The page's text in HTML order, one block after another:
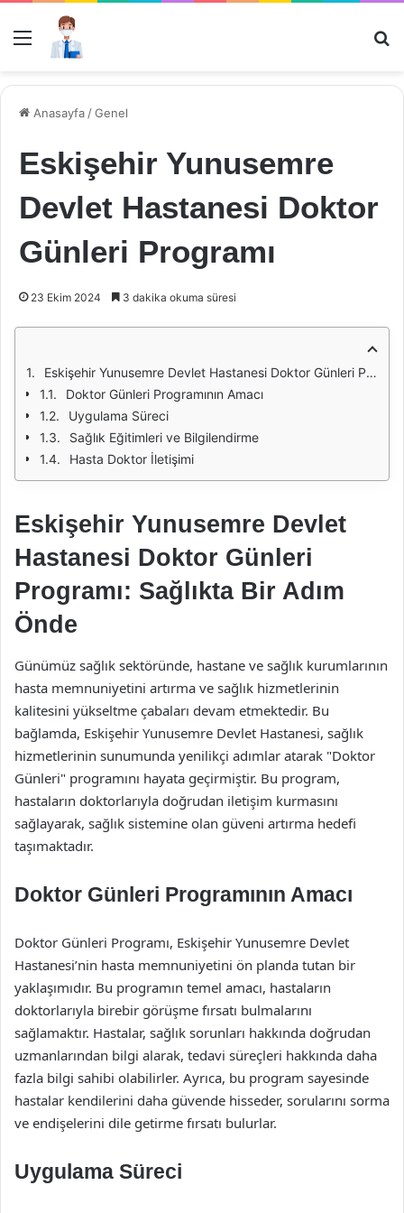
Menü
Anasayfa /Genel
Eskişehir Yunusemre
Devlet Hastanesi Doktor
Günleri Programı
23 Ekim 2024 3 dakika okuma süresi
Eskişehir Yunusemre Devlet Hastanesi Doktor Günleri Programı: Sağlıkta Bir Adım Önde
Doktor Günleri Programının Amacı
Uygulama Süreci
Sağlık Eğitimleri ve Bilgilendirme
Hasta Doktor İletişimi
Eskişehir Yunusemre Devlet
Hastanesi Doktor Günleri
Programı: Sağlıkta Bir Adım
Önde
Günümüz sağlık sektöründe, hastane ve sağlık kurumlarının
hasta memnuniyetini artırma ve sağlık hizmetlerinin
kalitesini yükseltme çabaları devam etmektedir. Bu
bağlamda, Eskişehir Yunusemre Devlet Hastanesi, sağlık
hizmetlerinin sunumunda yenilikçi adımlar atarak "Doktor
Günleri" programını hayata geçirmiştir. Bu program,
hastaların doktorlarıyla doğrudan iletişim kurmasını
sağlayarak, sağlık sistemine olan güveni artırma hedefi
taşımaktadır.
Doktor Günleri Programının Amacı
Doktor Günleri Programı, Eskişehir Yunusemre Devlet
Hastanesi’nin hasta memnuniyetini ön planda tutan bir
yaklaşımıdır. Bu programın temel amacı, hastaların
doktorlarıyla birebir görüşme fırsatı bulmalarını
sağlamaktır. Hastalar, sağlık sorunları hakkında doğrudan
uzmanlarından bilgi alarak, tedavi süreçleri hakkında daha
fazla bilgi sahibi olabilirler. Ayrıca, bu program sayesinde
hastalar kendilerini daha güvende hisseder, sorularını sorma
ve endişelerini dile getirme fırsatı bulurlar.
Uygulama Süreci